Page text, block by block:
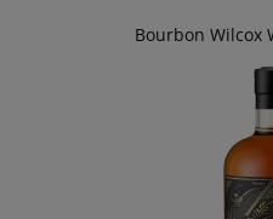
Bourbon Wilcox